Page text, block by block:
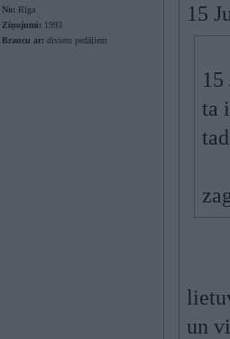
No: Rīga
Ziņojumi: 1993
Braucu ar: diviem pedāļiem
15
ta
un